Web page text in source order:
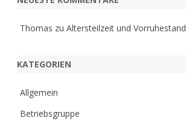
Thomas zu Altersteilzeit und Vorruhestand
KATEGORIEN
Allgemein
Betriebsgruppe